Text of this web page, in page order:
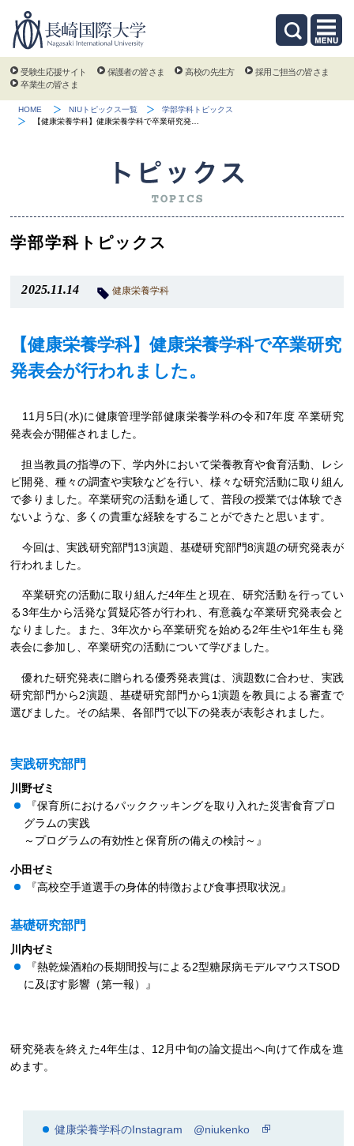
受験生応援サイト 保護者の皆さま 高校の先生方
採用ご担当の皆さま
卒業生の皆さま
HOME NIUトピックス一覧
学部学科トピックス
【健康栄養学科】健康栄養学科で卒業研究発…
学部学科トピックス
2025.11.14 健康栄養学科
【健康栄養学科】健康栄養学科で卒業研究
発表会が行われました。
11月5日(水)に健康管理学部健康栄養学科の令和7年度 卒業研究
発表会が開催されました。
担当教員の指導の下、学内外において栄養教育や食育活動、レシ
ピ開発、種々の調査や実験などを行い、様々な研究活動に取り組ん
で参りました。卒業研究の活動を通して、普段の授業では体験でき
ないような、多くの貴重な経験をすることができたと思います。
今回は、実践研究部門13演題、基礎研究部門8演題の研究発表が
行われました。
卒業研究の活動に取り組んだ4年生と現在、研究活動を行ってい
る3年生から活発な質疑応答が行われ、有意義な卒業研究発表会と
なりました。また、3年次から卒業研究を始める2年生や1年生も発
表会に参加し、卒業研究の活動について学びました。
優れた研究発表に贈られる優秀発表賞は、演題数に合わせ、実践
研究部門から2演題、基礎研究部門から1演題を教員による審査で
選びました。その結果、各部門で以下の発表が表彰されました。
実践研究部門
川野ゼミ
『保育所におけるパッククッキングを取り入れた災害食育プロ
グラムの実践
～プログラムの有効性と保育所の備えの検討～』
小田ゼミ
『高校空手道選手の身体的特徴および食事摂取状況』
基礎研究部門
川内ゼミ
『熱乾燥酒粕の長期間投与による2型糖尿病モデルマウスTSOD
に及ぼす影響（第一報）』
研究発表を終えた4年生は、12月中旬の論文提出へ向けて作成を進
めます。
健康栄養学科のInstagram @niukenko